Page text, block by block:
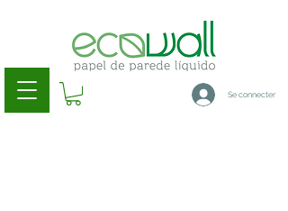
Se connecter